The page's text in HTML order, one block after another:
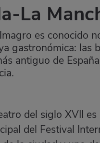
La
es conocido
gastronómica: las
antiguo de
del siglo XVII
del Festival